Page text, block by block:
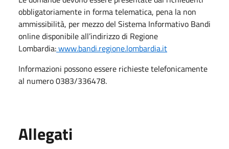
obbligatoriamente in forma telematica, pena la non
ammissibilità, per mezzo del Sistema Informativo Bandi
online disponibile all’indirizzo di Regione
Lombardia:www.bandi.regione.lombardia.it
Informazioni possono essere richieste telefonicamente
al numero 0383/336478.
Allegati